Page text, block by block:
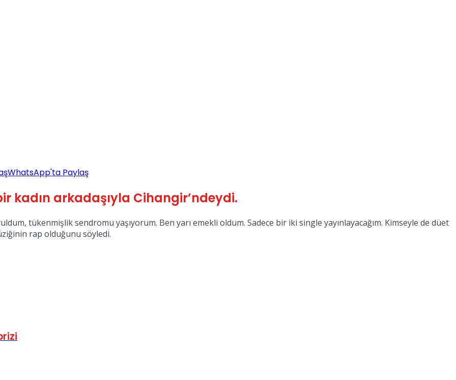
WhatsApp'ta Paylaş
kadın arkadaşıyla Cihangir’ndeydi.
tükenmişlik sendromu yaşıyorum. Ben yarı emekli oldum. Sadece bir iki single yayınlayacağım. Kimseyle de düet
rap olduğunu söyledi.